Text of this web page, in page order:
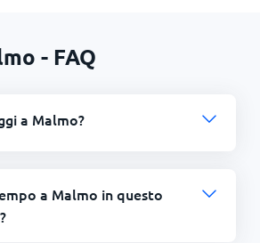
- FAQ
a Malmo?
a Malmo in questo